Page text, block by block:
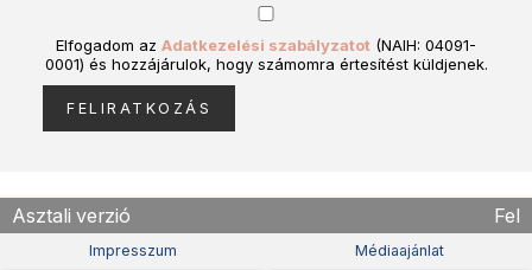
Elfogadom az Adatkezelési szabályzatot (NAIH: 04091-
0001) és hozzájárulok, hogy számomra értesítést küldjenek.
Asztali verzió Fel
Impresszum Médiaajánlat